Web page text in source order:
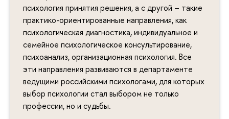
психология принятия решения, а с другой – такие
практико-ориентированные направления, как
психологическая диагностика, индивидуальное и
семейное психологическое консультирование,
психоанализ, организационная психология. Все
эти направления развиваются в департаменте
ведущими российскими психологами, для которых
выбор психологии стал выбором не только
профессии, но и судьбы.